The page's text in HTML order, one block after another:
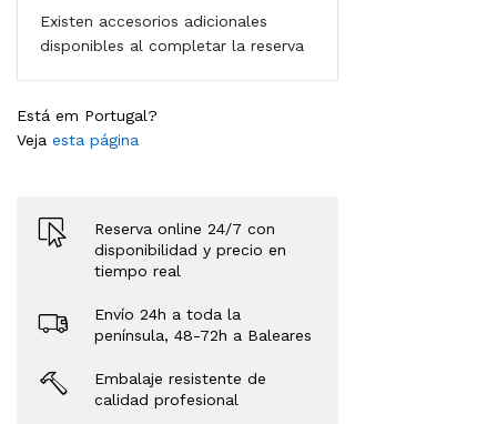
Reserva online 24/7 con
disponibilidad y precio en
tiempo real
Envío 24h a toda la
península, 48-72h a Baleares
Embalaje resistente de
calidad profesional
Está em Portugal?
Veja esta página
Existen accesorios adicionales
disponibles al completar la reserva